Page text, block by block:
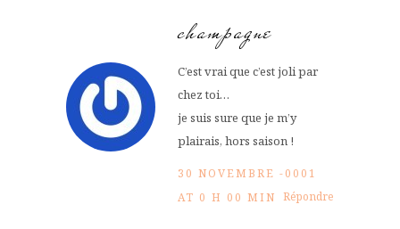
champagne
C’est vrai que c’est joli par
chez toi…
je suis sure que je m’y
plairais, hors saison !
30 NOVEMBRE -0001
AT 0 H 00 MIN Répondre